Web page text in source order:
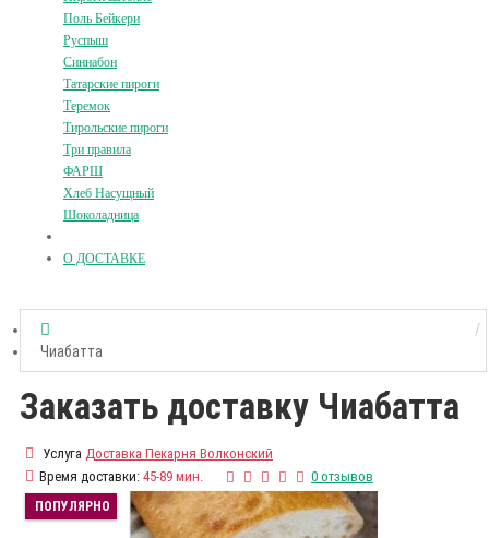
Поль Бейкери
Руспыш
Синнабон
Татарские пироги
Теремок
Тирольские пироги
Три правила
ФАРШ
Хлеб Насущный
Шоколадница
О ДОСТАВКЕ
Чиабатта
Заказать доставку Чиабатта
Услуга Доставка Пекарня Волконский
Время доставки: 45-89 мин. 0 отзывов
ПОПУЛЯРНО